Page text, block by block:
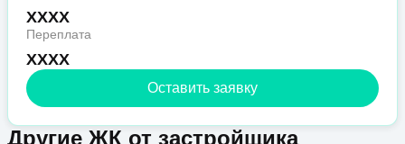
XXXX
Переплата
XXXX
Оставить заявку
Другие ЖК от застройщика